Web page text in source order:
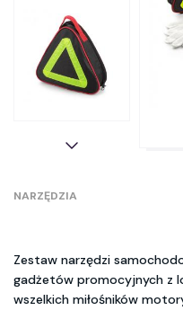
NARZĘDZIA
Zestaw narzędzi
gadżetów promocyjnych z
wszelkich miłośników